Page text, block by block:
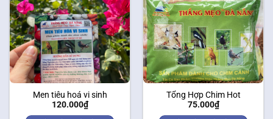
Men tiêu hoá vi sinh
120.000₫
Tổng Hợp Chim Hot
75.000₫